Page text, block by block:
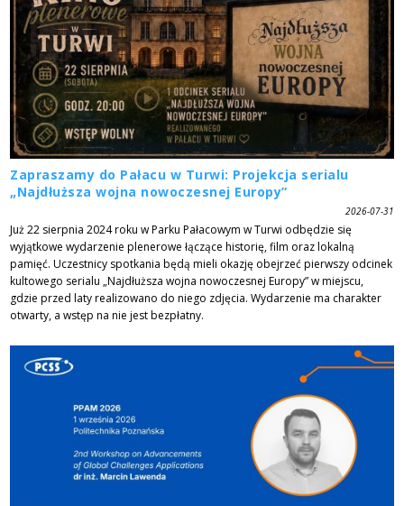
Zapraszamy do Pałacu w Turwi: Projekcja serialu
„Najdłuższa wojna nowoczesnej Europy”
2026-07-31
Już 22 sierpnia 2024 roku w Parku Pałacowym w Turwi odbędzie się
wyjątkowe wydarzenie plenerowe łączące historię, film oraz lokalną
pamięć. Uczestnicy spotkania będą mieli okazję obejrzeć pierwszy odcinek
kultowego serialu „Najdłuższa wojna nowoczesnej Europy” w miejscu,
gdzie przed laty realizowano do niego zdjęcia. Wydarzenie ma charakter
otwarty, a wstęp na nie jest bezpłatny.